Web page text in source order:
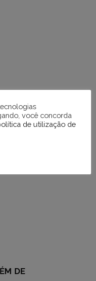
DE
você concorda
de utilização de